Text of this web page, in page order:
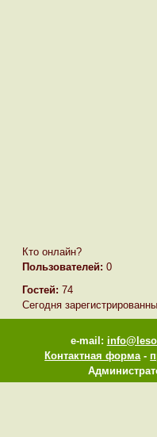
Кто онлайн?
Пользователей: 0
Гостей: 74
Сегодня
e-mail:
Контактная форма-